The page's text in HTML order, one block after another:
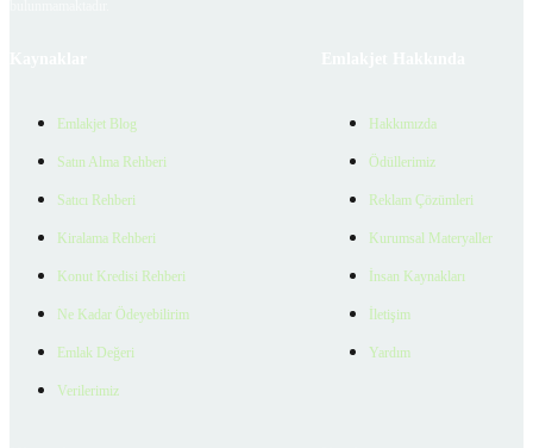
Emlakjet Blog
Satın Alma Rehberi
Satıcı Rehberi
Kiralama Rehberi
Konut Kredisi Rehberi
Ne Kadar Ödeyebilirim
Emlak Değeri
Verilerimiz
Hakkımızda
Ödüllerimiz
Reklam Çözümleri
Kurumsal Materyaller
İnsan Kaynakları
İletişim
Yardım